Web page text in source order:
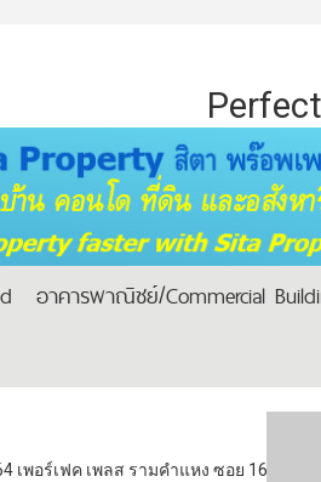
อาคารพาณิชย์/Commercial
เพอร์เฟค เพลส รามคำแหง ซอย 164 รีโ